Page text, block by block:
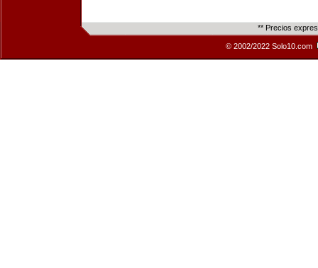
** Precios
© 2002/2022 Solo10.com